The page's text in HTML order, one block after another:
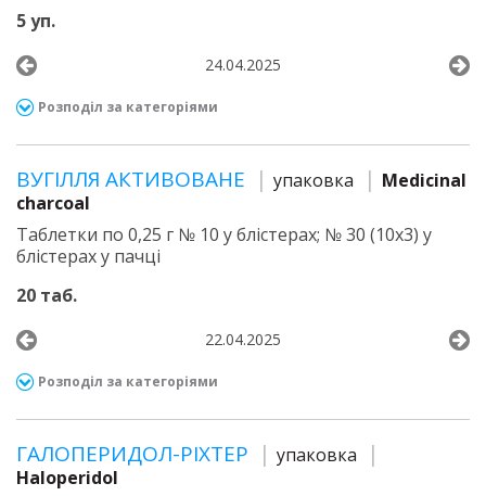
5 уп.
24.04.2025
Розподіл за категоріями
ВУГІЛЛЯ АКТИВОВАНЕ упаковка
Medicinal
charcoal
Таблетки по 0,25 г № 10 у блістерах; № 30 (10х3) у
блістерах у пачці
20 таб.
22.04.2025
Розподіл за категоріями
ГАЛОПЕРИДОЛ-РІХТЕР
упаковка
Haloperidol